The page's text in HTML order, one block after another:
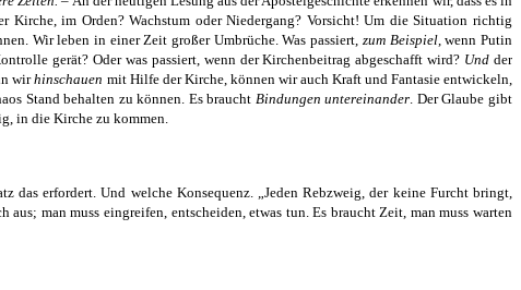
Kirche, im Orden? Wachstum oder Niedergang? Vorsicht! Um die Situation richtig
Wir leben in einer Zeit großer Umbrüche. Was passiert, zum Beispiel, wenn Putin
gerät? Oder was passiert, wenn der Kirchenbeitrag abgeschafft wird? Und der
wirhinschauen mit Hilfe der Kirche, können wir auch Kraft und Fantasie entwickeln,
Stand behalten zu können. Es braucht Bindungen untereinander. Der Glaube gibt
in die Kirche zu kommen.
das erfordert. Und welche Konsequenz. „Jeden Rebzweig, der keine Furcht bringt,
man muss eingreifen, entscheiden, etwas tun. Es braucht Zeit, man muss warten